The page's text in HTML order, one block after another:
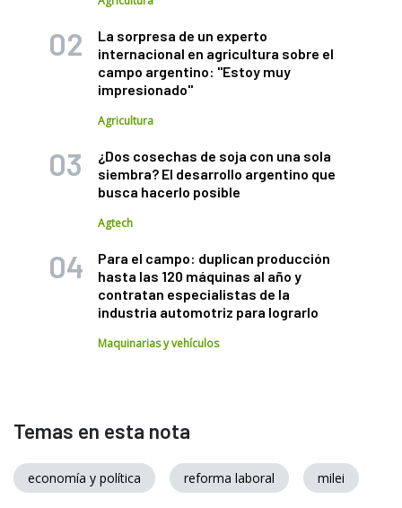
La sorpresa de un experto
internacional en agricultura sobre el
campo argentino: "Estoy muy
impresionado"
Agricultura
¿Dos cosechas de soja con una sola
siembra? El desarrollo argentino que
busca hacerlo posible
Agtech
Para el campo: duplican producción
hasta las 120 máquinas al año y
contratan especialistas de la
industria automotriz para lograrlo
Maquinarias y vehículos
Temas en esta nota
economía y política reforma laboral milei